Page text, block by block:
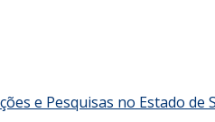
e Pesquisas no Estado de